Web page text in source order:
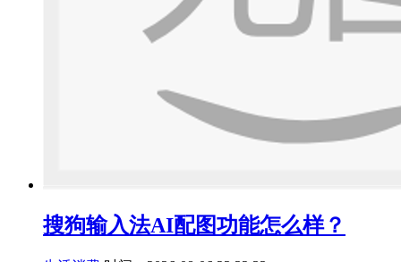
搜狗输入法AI配图功能怎么样？